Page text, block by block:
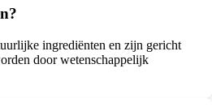
ingrediënten en zijn gericht
door wetenschappelijk